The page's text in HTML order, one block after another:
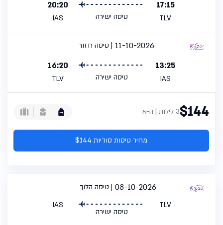
17:15
TLV טיסה ישירה
20:20
IAS
טיסה חזור
11-10-2026
13:25
IAS טיסה ישירה
16:20
TLV
$1443 לילות | ה-א
מחיר טיסות סודיות $144
טיסה הלוך 08-10-2026
TLV
טיסה ישירה
IAS